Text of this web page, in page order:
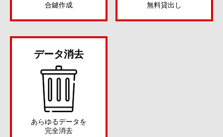
合鍵作成
無料貸出し
データ消去
あらゆるデータを
完全消去